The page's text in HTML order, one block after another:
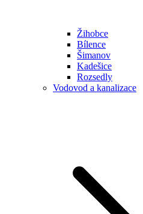
Žihobce
Bílence
Šimanov
Kadešice
Rozsedly
Vodovod a kanalizace